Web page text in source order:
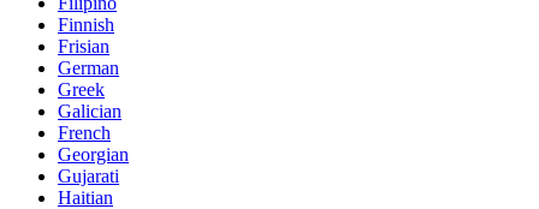
Finnish
Frisian
German
Greek
Galician
French
Georgian
Gujarati
Haitian